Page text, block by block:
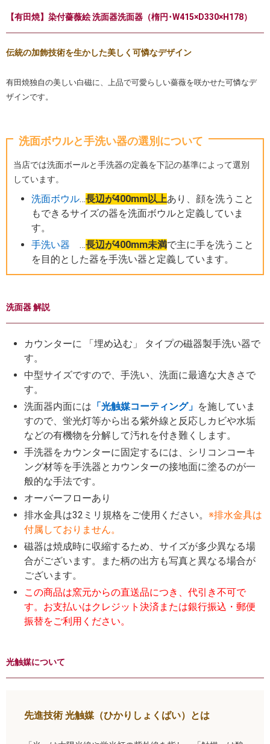
【有田焼】染付薔薇絵 洗面器洗面器（楕円･W415×D330×H178）
伝統の加飾技術を生かした美しく可憐なデザイン
有田焼独自の美しい白磁に、上品で可愛らしい薔薇を咲かせた可憐なデ
ザインです。
洗面ボウルと手洗い器の選別について
当店では洗面ボールと手洗器の定義を下記の基準によって選別
しています。
洗面ボウル…長辺が400mm以上あり、顔を洗うこと
もできるサイズの器を洗面ボウルと定義していま
す。
手洗い器 …長辺が400mm未満で主に手を洗うこと
を目的とした器を手洗い器と定義しています。
洗面器 解説
カウンターに 「埋め込む」 タイプの磁器製手洗い器で
す。
中型サイズですので、手洗い、洗面に最適な大きさで
す。
洗面器内面には 「光触媒コーティング」 を施していま
すので、蛍光灯等から出る紫外線と反応しカビや水垢
などの有機物を分解して汚れを付き難くします。
手洗器をカウンターに固定するには、シリコンコーキ
ング材等を手洗器とカウンターの接地面に塗るのが一
般的な手法です。
オーバーフローあり
排水金具は32ミリ規格をご使用ください。 ※排水金具は
付属しておりません。
磁器は焼成時に収縮するため、サイズが多少異なる場
合がございます。また柄の出方も写真と異なる場合が
ございます。
この商品は窯元からの直送品につき、代引き不可で
す。お支払いはクレジット決済または銀行振込・郵便
振替をご利用ください。
光触媒について
先進技術 光触媒（ひかりしょくばい）とは